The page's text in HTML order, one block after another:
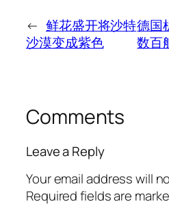
← 鲜花盛开将沙特
沙漠变成紫色
德国
数百
Comments
Leave a Reply
Your email address will
Required fields are